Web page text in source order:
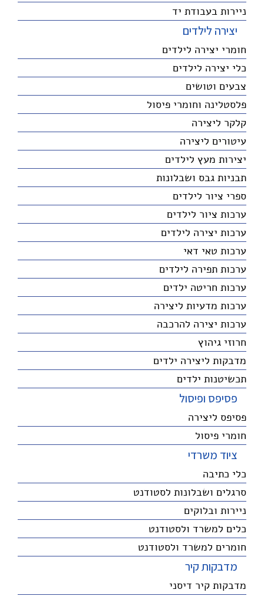
ניירות בעבודת יד
יצירה לילדים
חומרי יצירה לילדים
כלי יצירה לילדים
צבעים וטושים
פלסטלינה וחומרי פיסול
קלקר ליצירה
עיטורים ליצירה
יצירות מעץ לילדים
תבניות גבס ושבלונות
ספרי ציור לילדים
ערכות ציור לילדים
ערכות יצירה לילדים
ערכות טאי דאי
ערכות תפירה לילדים
ערכות חריטה ילדים
ערכות מדעיות ליצירה
ערכות יצירה להרכבה
חרוזי גיהוץ
מדבקות ליצירה ילדים
תכשיטנות ילדים
פסיפס ופיסול
פסיפס ליצירה
חומרי פיסול
ציוד משרדי
כלי כתיבה
סרגלים ושבלונות לסטודנט
ניירות ובלוקים
כלים למשרד ולסטודנט
חומרים למשרד ולסטודנט
מדבקות קיר
מדבקות קיר דיסני